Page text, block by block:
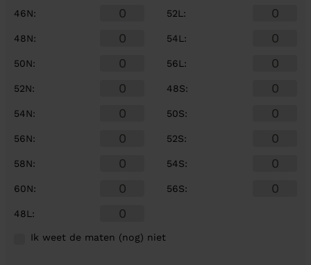
46N:
48N:
50N:
52N:
54N:
56N:
58N:
60N:
48L :
52L :
54L :
56L :
48S:
50S:
52S:
54S:
56S:
Ik weet de maten (nog) niet